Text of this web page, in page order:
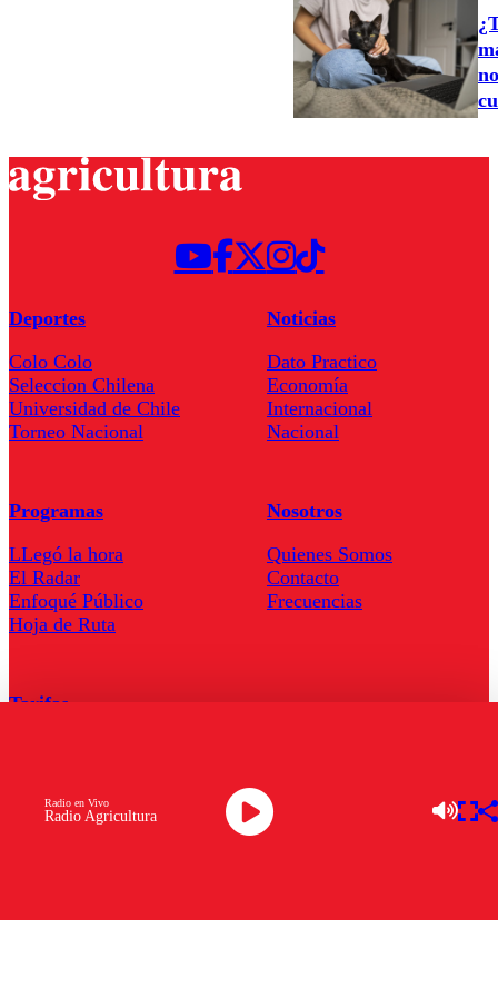
Radio Agricultura
Radio en Vivo
Deportes
Colo Colo
Seleccion Chilena
Universidad de Chile
Torneo Nacional
Noticias
Dato Practico
Economía
Internacional
Nacional
Programas
LLegó la hora
El Radar
Enfoqué Público
Hoja de Ruta
Nosotros
Quienes Somos
Contacto
Frecuencias
Tarifas
Descarga la APP